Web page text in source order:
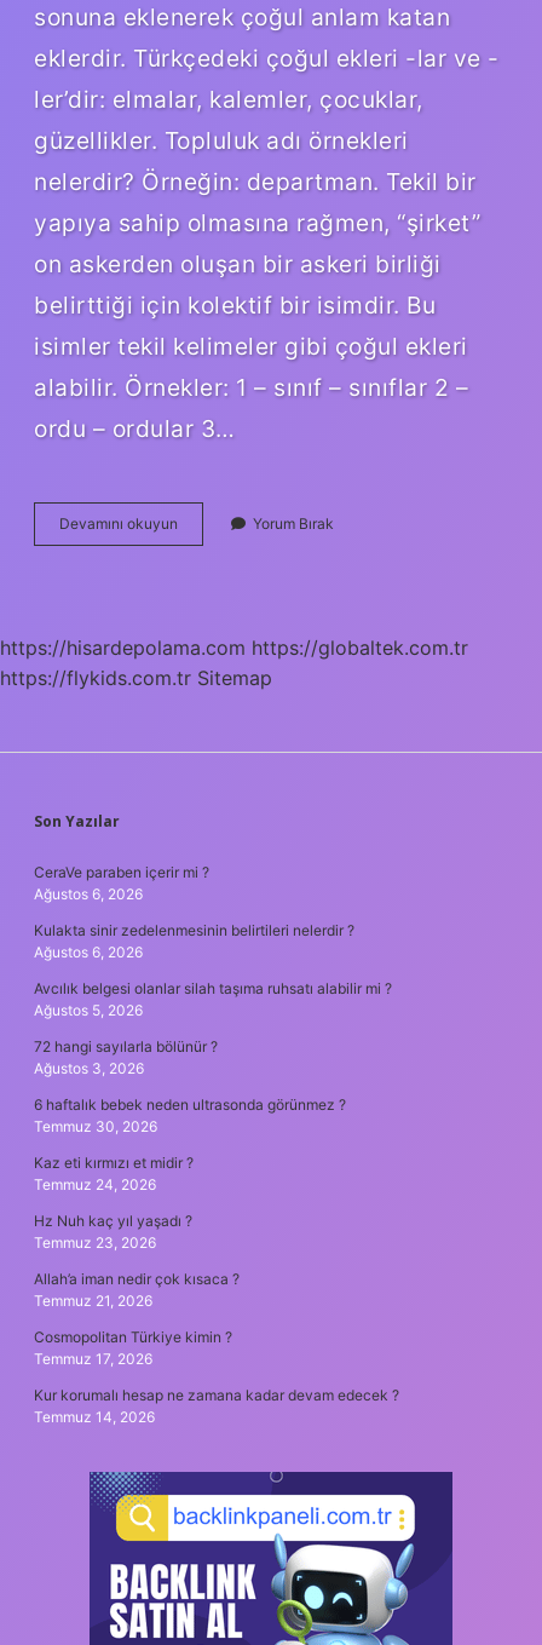
sonuna eklenerek çoğul anlam katan
eklerdir. Türkçedeki çoğul ekleri -lar ve -
ler’dir: elmalar, kalemler, çocuklar,
güzellikler. Topluluk adı örnekleri
nelerdir? Örneğin: departman. Tekil bir
yapıya sahip olmasına rağmen, “şirket”
on askerden oluşan bir askeri birliği
belirttiği için kolektif bir isimdir. Bu
isimler tekil kelimeler gibi çoğul ekleri
alabilir. Örnekler: 1 – sınıf – sınıflar 2 –
ordu – ordular 3…
Devamını okuyun
Topluluk
Yorum Bırak
https://hisardepolama.com https://globaltek.com.tr
https://flykids.com.tr Sitemap
SIDEBAR
Son Yazılar
CeraVe paraben içerir mi ?
Ağustos 6, 2026
Kulakta sinir zedelenmesinin belirtileri nelerdir ?
Ağustos 6, 2026
Avcılık belgesi olanlar silah taşıma ruhsatı alabilir mi ?
Ağustos 5, 2026
72 hangi sayılarla bölünür ?
Ağustos 3, 2026
6 haftalık bebek neden ultrasonda görünmez ?
Temmuz 30, 2026
Kaz eti kırmızı et midir ?
Temmuz 24, 2026
Hz Nuh kaç yıl yaşadı ?
Temmuz 23, 2026
Allah’a iman nedir çok kısaca ?
Temmuz 21, 2026
Cosmopolitan Türkiye kimin ?
Temmuz 17, 2026
Kur korumalı hesap ne zamana kadar devam edecek ?
Temmuz 14, 2026